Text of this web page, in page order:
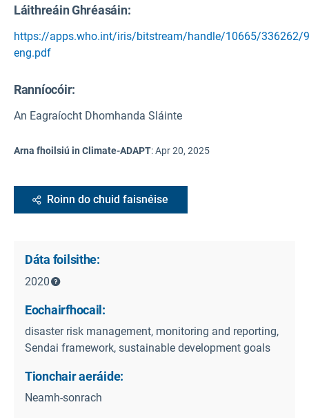
Láithreáin Ghréasáin:
https://apps.who.int/iris/bitstream/handle/10665/336262/
eng.pdf
Ranníocóir:
An Eagraíocht Dhomhanda Sláinte
Arna fhoilsiú in Climate-ADAPT:Apr 20, 2025
Roinn do chuid faisnéise
Dáta foilsithe:
2020
Eochairfhocail:
disaster risk management, monitoring and reporting,
Sendai framework, sustainable development goals
Tionchair aeráide:
Neamh-sonrach